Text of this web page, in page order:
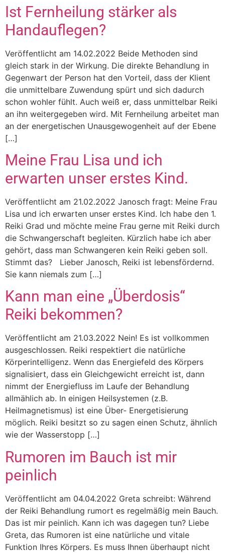
Ist Fernheilung stärker als
Handauflegen?
Veröffentlicht am 14.02.2022 Beide Methoden sind
gleich stark in der Wirkung. Die direkte Behandlung in
Gegenwart der Person hat den Vorteil, dass der Klient
die unmittelbare Zuwendung spürt und sich dadurch
schon wohler fühlt. Auch weiß er, dass unmittelbar Reiki
an ihn weitergegeben wird. Mit Fernheilung arbeitet man
an der energetischen Unausgewogenheit auf der Ebene
[…]
Meine Frau Lisa und ich
erwarten unser erstes Kind.
Veröffentlicht am 21.02.2022 Janosch fragt: Meine Frau
Lisa und ich erwarten unser erstes Kind. Ich habe den 1.
Reiki Grad und möchte meine Frau gerne mit Reiki durch
die Schwangerschaft begleiten. Kürzlich habe ich aber
gehört, dass man Schwangeren kein Reiki geben soll.
Stimmt das? Lieber Janosch, Reiki ist lebensfördernd.
Sie kann niemals zum […]
Kann man eine „Überdosis“
Reiki bekommen?
Veröffentlicht am 21.03.2022 Nein! Es ist vollkommen
ausgeschlossen. Reiki respektiert die natürliche
Körperintelligenz. Wenn das Energiefeld des Körpers
signalisiert, dass ein Gleichgewicht erreicht ist, dann
nimmt der Energiefluss im Laufe der Behandlung
allmählich ab. In einigen Heilsystemen (z.B.
Heilmagnetismus) ist eine Über- Energetisierung
möglich. Reiki besitzt so zu sagen einen Schutz, ähnlich
wie der Wasserstopp […]
Rumoren im Bauch ist mir
peinlich
Veröffentlicht am 04.04.2022 Greta schreibt: Während
der Reiki Behandlung rumort es regelmäßig mein Bauch.
Das ist mir peinlich. Kann ich was dagegen tun? Liebe
Greta, das Rumoren ist eine natürliche und vitale
Funktion Ihres Körpers. Es muss Ihnen überhaupt nicht